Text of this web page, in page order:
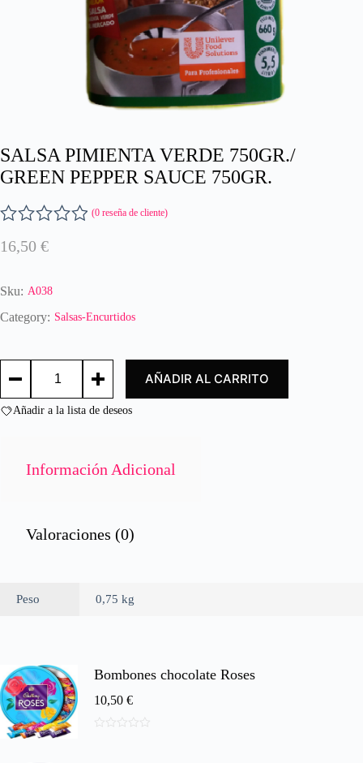
SALSA PIMIENTA VERDE 750GR./
GREEN PEPPER SAUCE 750GR.
V
a
o
a
n
0
(0 reseña de cliente)
16,50 €
Sku: A038
Category: Salsas-Encurtidos
PIMIENTA
750GR./
750GR.
cantidad
AÑADIR AL CARRITO
Añadir a la lista de deseos
Información Adicional
Valoraciones (0)
Peso 0,75 kg
Bombones chocolate Roses
10,50 €